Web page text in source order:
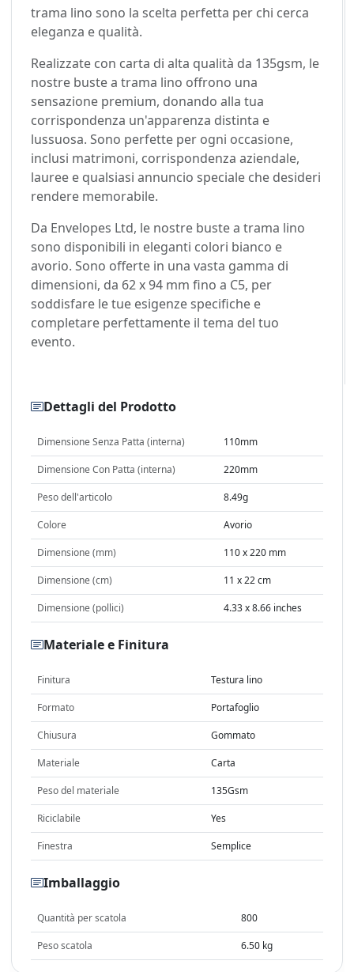
trama lino sono la scelta perfetta per chi cerca
eleganza e qualità.
Realizzate con carta di alta qualità da 135gsm, le
nostre buste a trama lino offrono una
sensazione premium, donando alla tua
corrispondenza un'apparenza distinta e
lussuosa. Sono perfette per ogni occasione,
inclusi matrimoni, corrispondenza aziendale,
lauree e qualsiasi annuncio speciale che desideri
rendere memorabile.
Da Envelopes Ltd, le nostre buste a trama lino
sono disponibili in eleganti colori bianco e
avorio. Sono offerte in una vasta gamma di
dimensioni, da 62 x 94 mm fino a C5, per
soddisfare le tue esigenze specifiche e
completare perfettamente il tema del tuo
evento.
Dettagli del Prodotto
Dimensione Senza Patta (interna) 110mm
Dimensione Con Patta (interna) 220mm
Peso dell'articolo 8.49g
Colore Avorio
Dimensione (mm) 110 x 220 mm
Dimensione (cm) 11 x 22 cm
Dimensione (pollici) 4.33 x 8.66 inches
Materiale e Finitura
Finitura Testura lino
Formato Portafoglio
Chiusura Gommato
Materiale Carta
Peso del materiale 135Gsm
Riciclabile Yes
Finestra Semplice
Imballaggio
Quantità per scatola 800
Peso scatola 6.50 kg